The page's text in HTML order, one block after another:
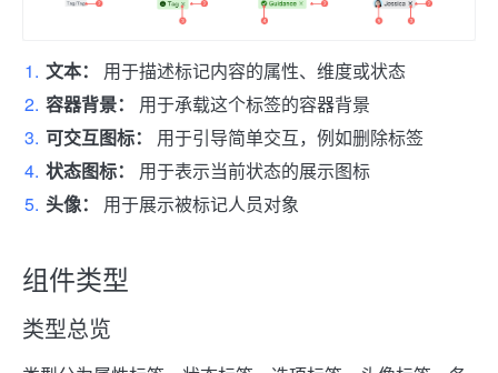
文本：
用于描述标记内容的属性、维度或状态
容器背景：
用于承载这个标签的容器背景
可交互图标：
用于引导简单交互，例如删除标签
状态图标：
用于表示当前状态的展示图标
头像：
用于展示被标记人员对象
组件类型
类型总览